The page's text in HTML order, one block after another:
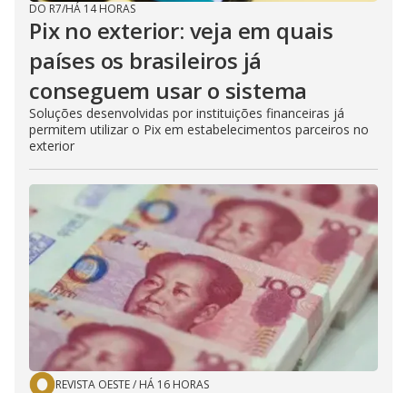
DO R7/HÁ 14 HORAS
Pix no exterior: veja em quais
países os brasileiros já
conseguem usar o sistema
Soluções desenvolvidas por instituições financeiras já
permitem utilizar o Pix em estabelecimentos parceiros no
exterior
REVISTA OESTE/ HÁ 16 HORAS